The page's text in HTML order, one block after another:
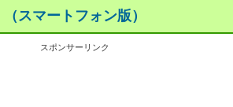
（スマートフォン版）
スポンサーリンク